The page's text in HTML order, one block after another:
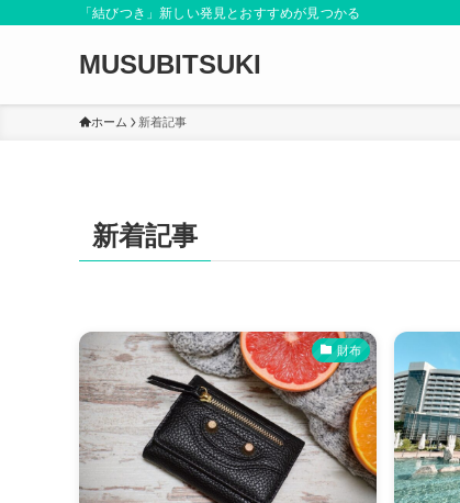
「結びつき」新しい発見とおすすめが見つかる
MUSUBITSUKI
ホーム 新着記事
新着記事
財布